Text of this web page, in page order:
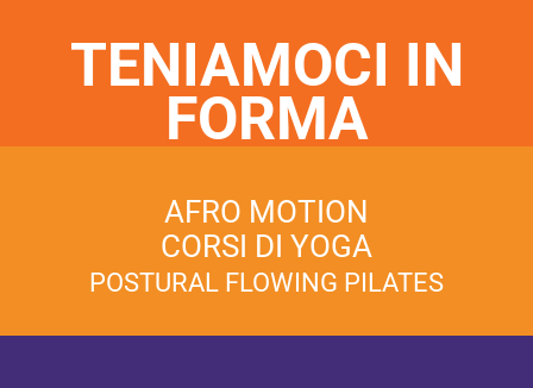
TENIAMOCI IN
FORMA
AFRO MOTION
CORSI DI YOGA
POSTURAL FLOWING PILATES